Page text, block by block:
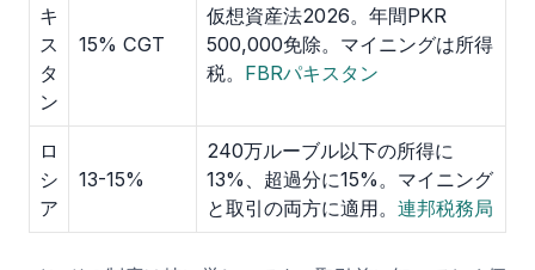
キ
ス
タ
ン
15% CGT
仮想資産法2026。年間PKR
500,000免除。マイニングは所得
税。 FBRパキスタン
ロ
シ
ア
13-15%
240万ルーブル以下の所得に
13%、超過分に15%。マイニング
と取引の両方に適用。 連邦税務局